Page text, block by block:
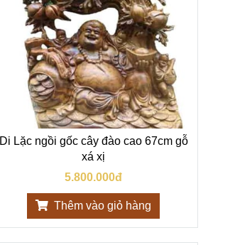
Di Lặc ngồi gốc cây đào cao 67cm gỗ
xá xị
5.800.000đ
Thêm vào giỏ hàng